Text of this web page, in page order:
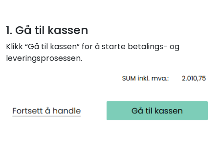
1. Gå til kassen
Klikk “Gå til kassen” for å starte betalings- og
leveringsprosessen.